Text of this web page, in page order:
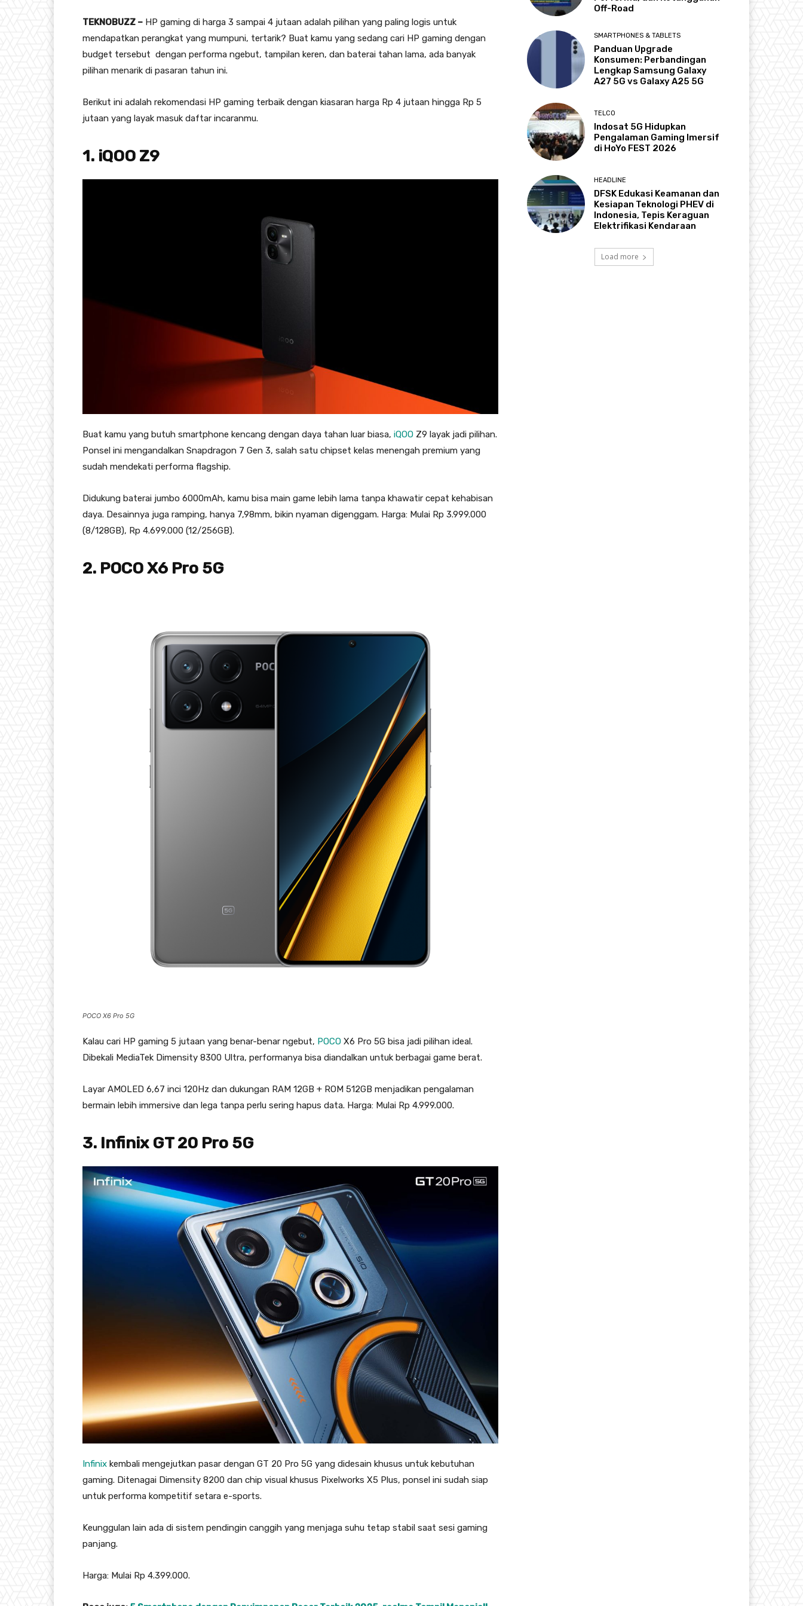
TEKNOBUZZ – HP gaming di harga 3 sampai 4 jutaan adalah pilihan yang paling logis untuk
mendapatkan perangkat yang mumpuni, tertarik? Buat kamu yang sedang cari HP gaming dengan
budget tersebut dengan performa ngebut, tampilan keren, dan baterai tahan lama, ada banyak
pilihan menarik di pasaran tahun ini.
Berikut ini adalah rekomendasi HP gaming terbaik dengan kiasaran harga Rp 4 jutaan hingga Rp 5
jutaan yang layak masuk daftar incaranmu.
1. iQOO Z9
Buat kamu yang butuh smartphone kencang dengan daya tahan luar biasa, iQOO Z9 layak jadi pilihan.
Ponsel ini mengandalkan Snapdragon 7 Gen 3, salah satu chipset kelas menengah premium yang
sudah mendekati performa flagship.
Didukung baterai jumbo 6000mAh, kamu bisa main game lebih lama tanpa khawatir cepat kehabisan
daya. Desainnya juga ramping, hanya 7,98mm, bikin nyaman digenggam. Harga: Mulai Rp 3.999.000
(8/128GB), Rp 4.699.000 (12/256GB).
2. POCO X6 Pro 5G
POCO X6 Pro 5G
Kalau cari HP gaming 5 jutaan yang benar-benar ngebut, POCO X6 Pro 5G bisa jadi pilihan ideal.
Dibekali MediaTek Dimensity 8300 Ultra, performanya bisa diandalkan untuk berbagai game berat.
Layar AMOLED 6,67 inci 120Hz dan dukungan RAM 12GB + ROM 512GB menjadikan pengalaman
bermain lebih immersive dan lega tanpa perlu sering hapus data. Harga: Mulai Rp 4.999.000.
3. Infinix GT 20 Pro 5G
Infinix kembali mengejutkan pasar dengan GT 20 Pro 5G yang didesain khusus untuk kebutuhan
gaming. Ditenagai Dimensity 8200 dan chip visual khusus Pixelworks X5 Plus, ponsel ini sudah siap
untuk performa kompetitif setara e-sports.
Keunggulan lain ada di sistem pendingin canggih yang menjaga suhu tetap stabil saat sesi gaming
panjang.
Harga: Mulai Rp 4.399.000.
Off-Road
SMARTPHONES & TABLETS
Panduan Upgrade
Konsumen: Perbandingan
Lengkap Samsung Galaxy
A27 5G vs Galaxy A25 5G
TELCO
Indosat 5G Hidupkan
Pengalaman Gaming Imersif
di HoYo FEST 2026
HEADLINE
DFSK Edukasi Keamanan dan
Kesiapan Teknologi PHEV di
Indonesia, Tepis Keraguan
Elektrifikasi Kendaraan
Load more